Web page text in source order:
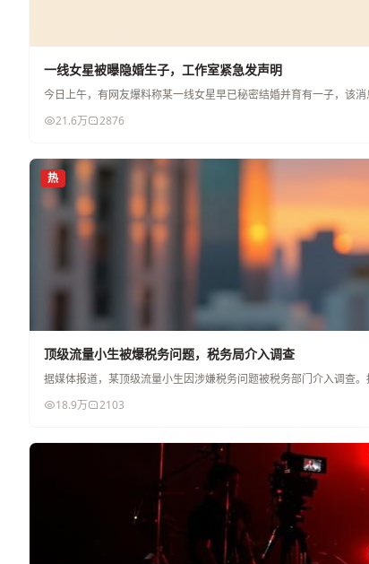
一线女星被曝隐婚生子，工作室紧急发声明
今日上午，有网友爆料称某一线女星早已秘密结婚并育有一子，该
21.6万
2876
热
顶级流量小生被爆税务问题，税务局介入调查
据媒体报道，某顶级流量小生因涉嫌税务问题被税务部门介入调查
18.9万
2103